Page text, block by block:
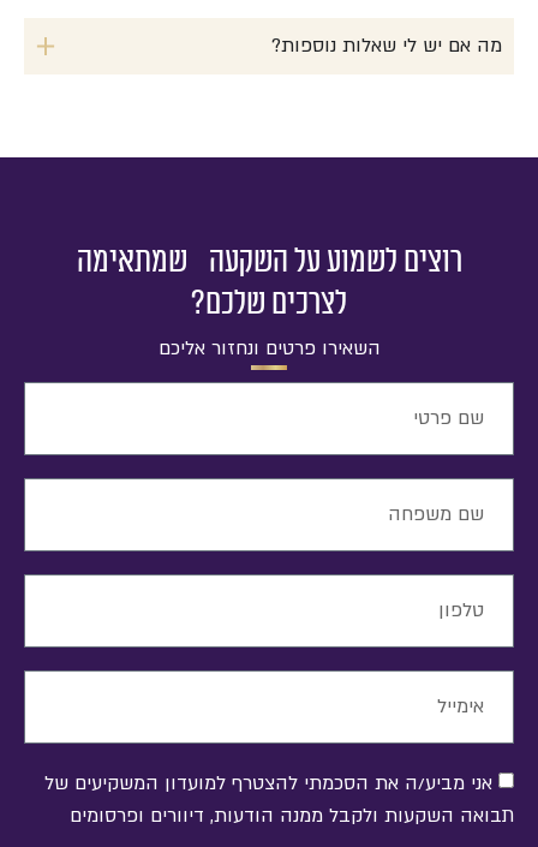
מה אם יש לי שאלות נוספות?
רוצים לשמוע על השקעה שמתאימה
לצרכים שלכם?
השאירו פרטים ונחזור אליכם
אני מביע/ה את הסכמתי להצטרף למועדון המשקיעים של
תבואה השקעות ולקבל ממנה הודעות, דיוורים ופרסומים